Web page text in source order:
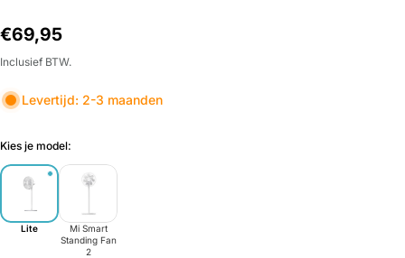
Normale
prijs
€69,95
Inclusief BTW.
Levertijd: 2-3 maanden
Kies je model:
Lite
Mi Smart
Standing Fan
2